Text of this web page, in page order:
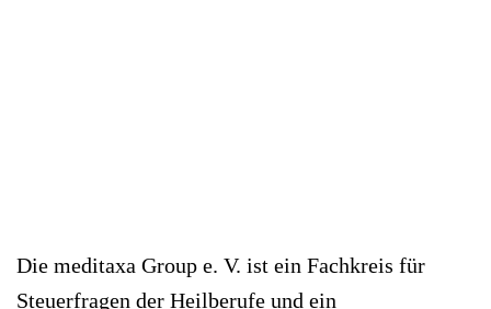
Die meditaxa Group e. V. ist ein Fachkreis für
Steuerfragen der Heilberufe und ein